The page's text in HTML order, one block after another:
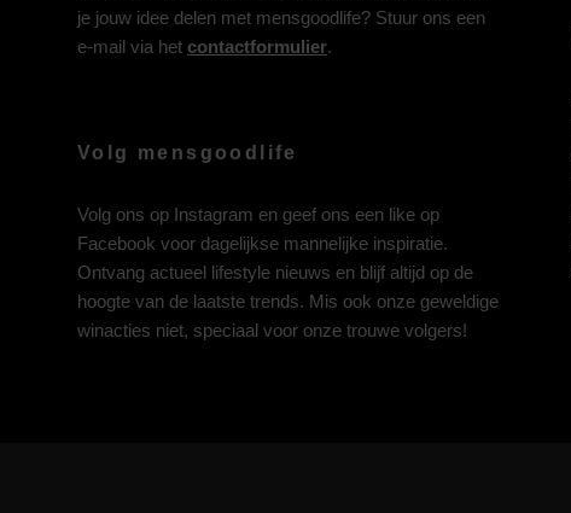
je jouw idee delen met mensgoodlife? Stuur ons een
e-mail via het contactformulier.
Volg mensgoodlife
Volg ons op Instagram en geef ons een like op
Facebook voor dagelijkse mannelijke inspiratie.
Ontvang actueel lifestyle nieuws en blijf altijd op de
hoogte van de laatste trends. Mis ook onze geweldige
winacties niet, speciaal voor onze trouwe volgers!